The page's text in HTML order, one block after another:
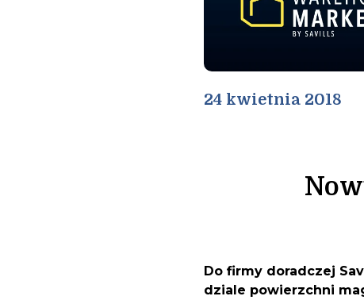
24 kwietnia 2018
Do firmy doradczej
dziale powierzchni